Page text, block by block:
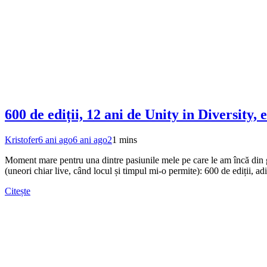
600 de ediții, 12 ani de Unity in Diversity,
Kristofer6 ani ago6 ani ago21 mins
Moment mare pentru una dintre pasiunile mele pe care le am încă
(uneori chiar live, când locul și timpul mi-o permite): 600 de ediții,
Citește